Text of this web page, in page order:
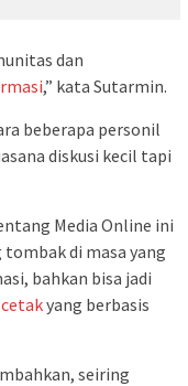
dan
,” kata Sutarmin.
beberapa personil
diskusi kecil tapi
Media Online ini
tombak di masa yang
bahkan bisa jadi
yang berbasis
seiring